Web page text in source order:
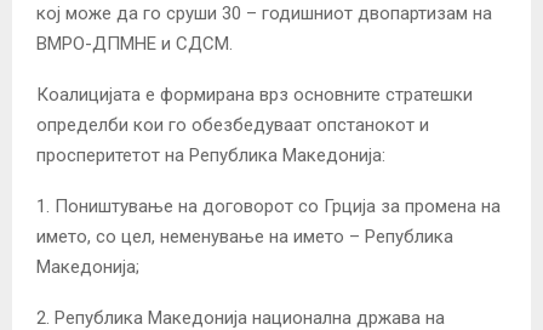
кој може да го сруши 30 – годишниот двопартизам на
ВМРО-ДПМНЕ и СДСМ.
Коалицијата е формирана врз основните стратешки
определби кои го обезбедуваат опстанокот и
просперитетот на Република Македонија:
1. Поништување на договорот со Грција за промена на
името, со цел, неменување на името – Република
Македонија;
2. Република Македонија национална држава на